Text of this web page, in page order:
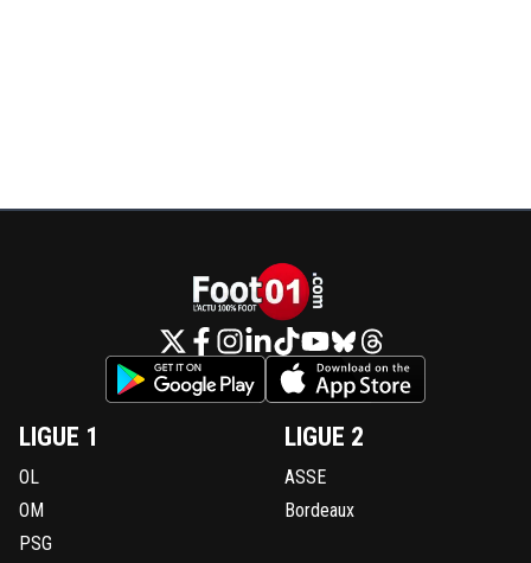
LIGUE 1
OL
OM
PSG
LIGUE 2
ASSE
Bordeaux